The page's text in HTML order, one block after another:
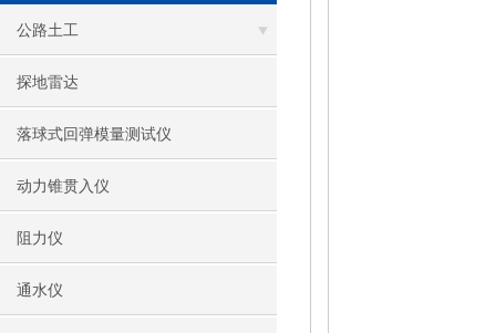
公路土工
探地雷达
落球式回弹模量测试仪
动力锥贯入仪
阻力仪
通水仪